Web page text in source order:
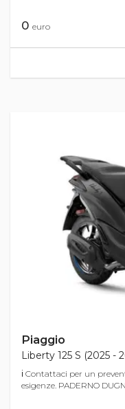
0 euro
Piaggio
Liberty 125 S (2025 -
ℹ Contattaci per un
esigenze. PADERNO